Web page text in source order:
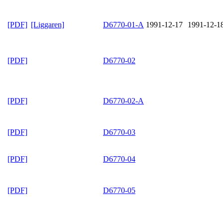
[PDF] [Liggaren] D6770-01-A 1991-12-17 1991-12-
[PDF] D6770-02
[PDF] D6770-02-A
[PDF] D6770-03
[PDF] D6770-04
[PDF] D6770-05